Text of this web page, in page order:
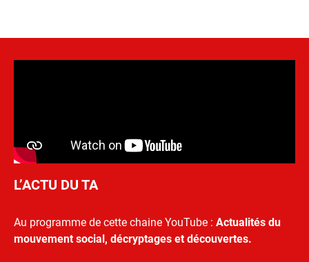
L’ACTU DU TA
Au programme de cette chaine YouTube : Actualités du
mouvement social, décryptages et découvertes.